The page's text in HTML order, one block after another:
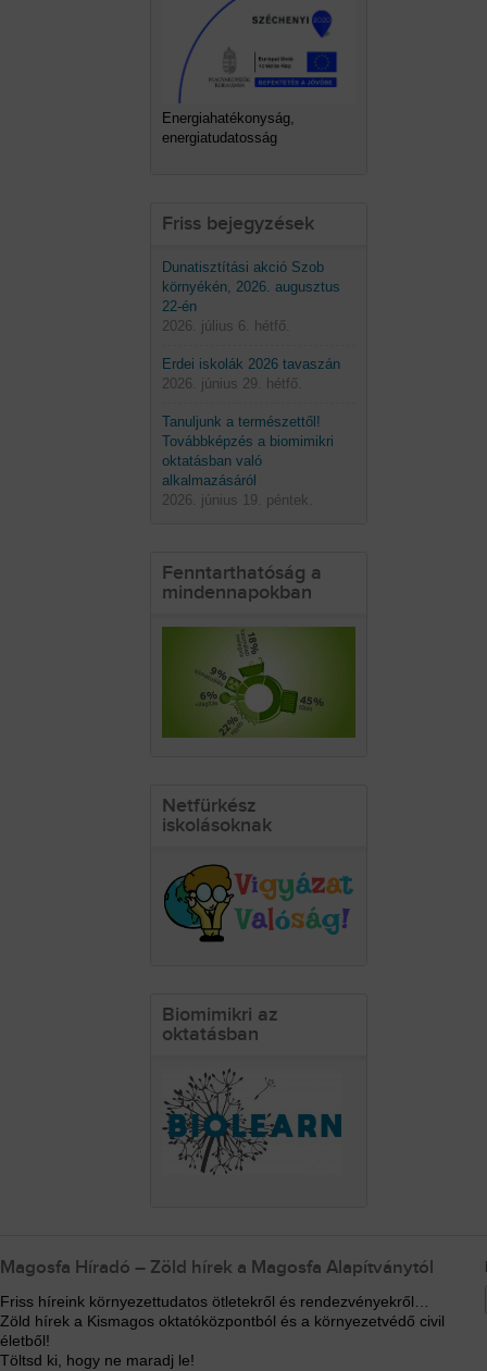
Energiahatékonyság,
energiatudatosság
Friss bejegyzések
Dunatisztítási akció Szob
környékén, 2026. augusztus
22-én
2026. július 6. hétfő.
Erdei iskolák 2026 tavaszán
2026. június 29. hétfő.
Tanuljunk a természettől!
Továbbképzés a biomimikri
oktatásban való
alkalmazásáról
2026. június 19. péntek.
Fenntarthatóság a
mindennapokban
Netfürkész
iskolásoknak
Biomimikri az
oktatásban
Magosfa Híradó – Zöld hírek a Magosfa Alapítványtól
Friss híreink környezettudatos ötletekről és rendezvényekről…
Zöld hírek a Kismagos oktatóközpontból és a környezetvédő civil
életből!
Töltsd ki, hogy ne maradj le!